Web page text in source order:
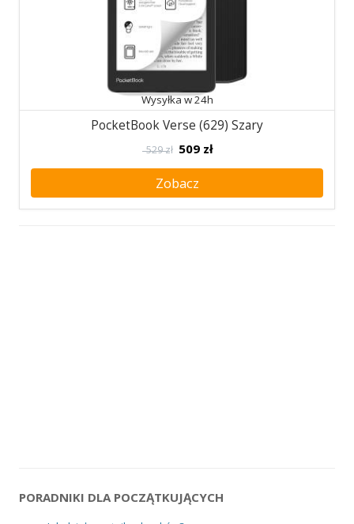
Wysyłka w 24h
PocketBook Verse (629) Szary
529 zł 509 zł
Zobacz
PORADNIKI DLA POCZĄTKUJĄCYCH